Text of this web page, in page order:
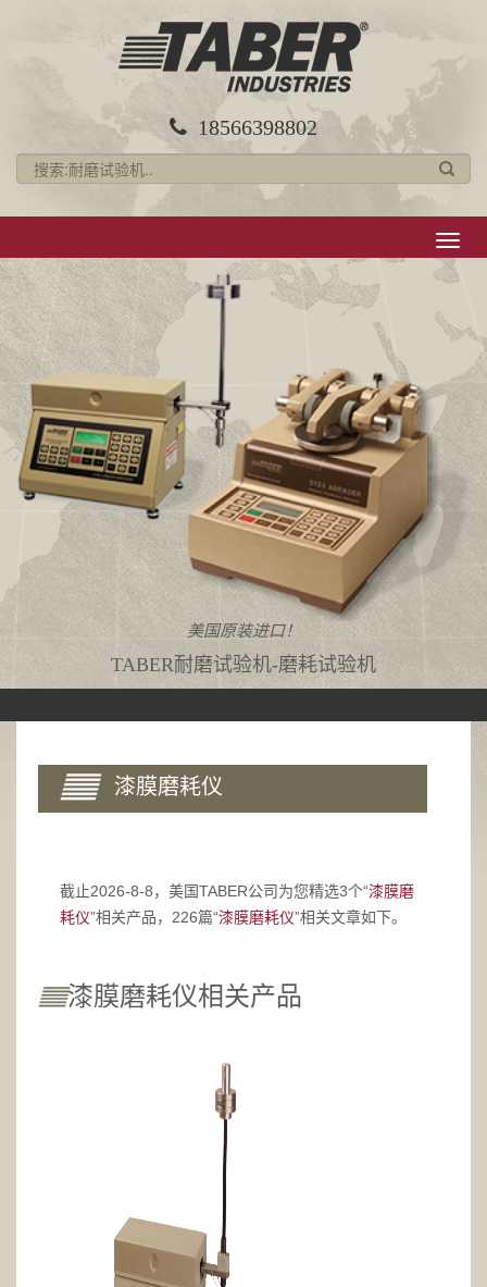
18566398802
导
航
美国原装进口！
TABER耐磨试验机-磨耗试验机
漆膜磨耗仪
截止2026-8-8，美国TABER公司为您精选3个“漆膜磨
耗仪”相关产品，226篇“漆膜磨耗仪”相关文章如下。
漆膜磨耗仪相关产品